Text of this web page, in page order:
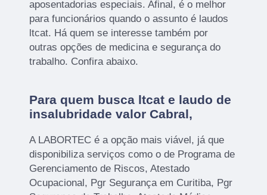
aposentadorias especiais. Afinal, é o melhor
para funcionários quando o assunto é laudos
ltcat. Há quem se interesse também por
outras opções de medicina e segurança do
trabalho. Confira abaixo.
Para quem busca ltcat e laudo de
insalubridade valor Cabral,
A LABORTEC é a opção mais viável, já que
disponibiliza serviços como o de Programa de
Gerenciamento de Riscos, Atestado
Ocupacional, Pgr Segurança em Curitiba, Pgr